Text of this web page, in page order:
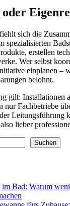
sich die
spezialisierten
erstellen
Wer selbst
einplanen –
belohnt.
gilt: Installationen
nur Fachbetriebe
Leitungsführung
lieber
Suchen
Bad: Warum